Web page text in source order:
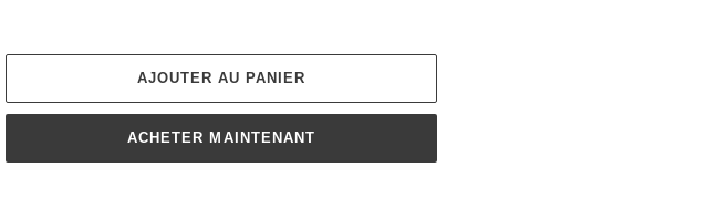
AJOUTER AU PANIER
ACHETER MAINTENANT